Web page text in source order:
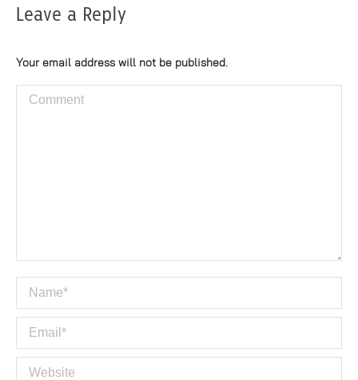
Leave a Reply
Your email address will not be published.
Comment
Name *
Email *
Website